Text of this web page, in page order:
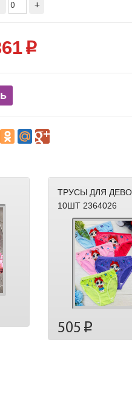
+
p
ТРУСЫ ДЛЯ
10ШТ 2364026
505 p